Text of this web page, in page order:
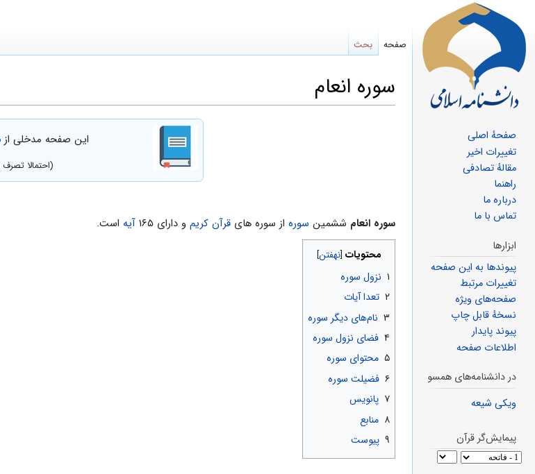
سوره انعام
این صفحه مدخلی از
(احتمالا
سوره انعام ششمین سوره از سوره های قرآن کریم و دارای ۱۶۵ آیه است.
محتویات
۱ نزول سوره
۲ تعدا آیات
۳ نام‌های دیگر سوره
۴ فضاى نزول سوره
۵ محتواى سوره
۶ فضیلت سوره
۷ پانویس
۸ منابع
۹ پیوست
صفحه بحث
صفحهٔ اصلی
تغییرات اخیر
مقالهٔ تصادفی
راهنما
درباره ما
تماس با ما
ابزارها
پیوندها به این صفحه
تغییرات مرتبط
صفحه‌های ویژه
نسخهٔ قابل چاپ
پیوند پایدار
اطلاعات صفحه
در دانشنامه‌های همسو
ویکی شیعه
پیمایش‌گر قرآن